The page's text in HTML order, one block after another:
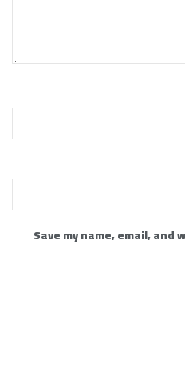
Save my name, email,